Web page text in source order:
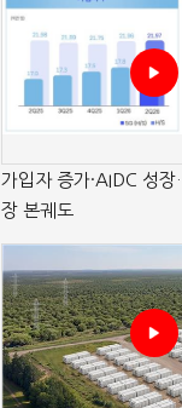
가입자 증가·AIDC 성
장 본궤도